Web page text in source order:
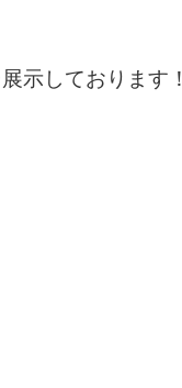
示しております！